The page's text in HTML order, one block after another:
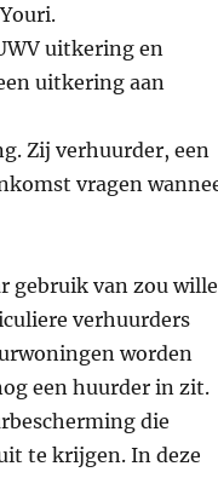
uitkering en
uitkering aan
Zij verhuurder, een
vragen
gebruik van zou
verhuurders
worden
een huurder in zit.
die
te krijgen. In deze